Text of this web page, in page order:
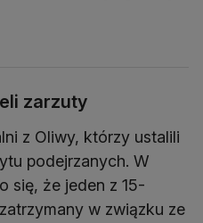
zarzuty
z Oliwy, którzy ustalili
podejrzanych. W
się, że jeden z 15-
w związku ze